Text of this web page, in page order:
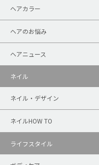
ヘアカラー
ヘアのお悩み
ヘアニュース
ネイル
ネイル・デザイン
ネイルHOW TO
ライフスタイル